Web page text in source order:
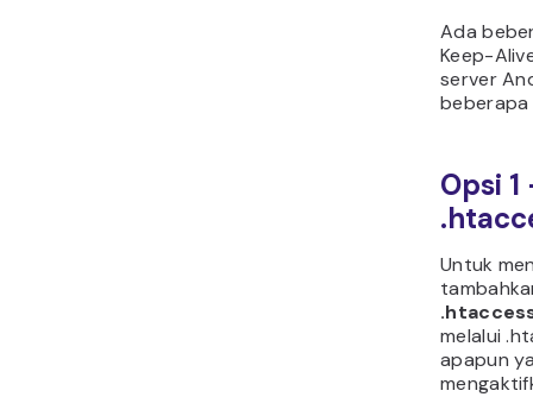
Ada
Keep-
server
beberapa
Opsi
Untuk
melalui
apapun